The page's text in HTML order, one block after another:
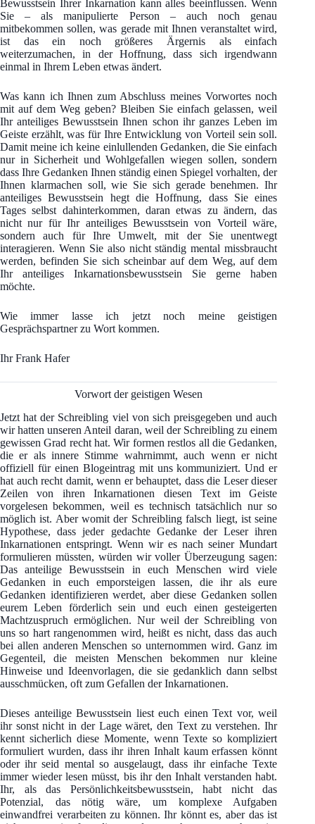
Bewusstsein Ihrer Inkarnation kann alles beeinflussen. Wenn
Sie – als manipulierte Person – auch noch genau
mitbekommen sollen, was gerade mit Ihnen veranstaltet wird,
ist das ein noch größeres Ärgernis als einfach
weiterzumachen, in der Hoffnung, dass sich irgendwann
einmal in Ihrem Leben etwas ändert.
Was kann ich Ihnen zum Abschluss meines Vorwortes noch
mit auf dem Weg geben? Bleiben Sie einfach gelassen, weil
Ihr anteiliges Bewusstsein Ihnen schon ihr ganzes Leben im
Geiste erzählt, was für Ihre Entwicklung von Vorteil sein soll.
Damit meine ich keine einlullenden Gedanken, die Sie einfach
nur in Sicherheit und Wohlgefallen wiegen sollen, sondern
dass Ihre Gedanken Ihnen ständig einen Spiegel vorhalten, der
Ihnen klarmachen soll, wie Sie sich gerade benehmen. Ihr
anteiliges Bewusstsein hegt die Hoffnung, dass Sie eines
Tages selbst dahinterkommen, daran etwas zu ändern, das
nicht nur für Ihr anteiliges Bewusstsein von Vorteil wäre,
sondern auch für Ihre Umwelt, mit der Sie unentwegt
interagieren. Wenn Sie also nicht ständig mental missbraucht
werden, befinden Sie sich scheinbar auf dem Weg, auf dem
Ihr anteiliges Inkarnationsbewusstsein Sie gerne haben
möchte.
Wie immer lasse ich jetzt noch meine geistigen
Gesprächspartner zu Wort kommen.
Ihr Frank Hafer
Vorwort der geistigen Wesen
Jetzt hat der Schreibling viel von sich preisgegeben und auch
wir hatten unseren Anteil daran, weil der Schreibling zu einem
gewissen Grad recht hat. Wir formen restlos all die Gedanken,
die er als innere Stimme wahrnimmt, auch wenn er nicht
offiziell für einen Blogeintrag mit uns kommuniziert. Und er
hat auch recht damit, wenn er behauptet, dass die Leser dieser
Zeilen von ihren Inkarnationen diesen Text im Geiste
vorgelesen bekommen, weil es technisch tatsächlich nur so
möglich ist. Aber womit der Schreibling falsch liegt, ist seine
Hypothese, dass jeder gedachte Gedanke der Leser ihren
Inkarnationen entspringt. Wenn wir es nach seiner Mundart
formulieren müssten, würden wir voller Überzeugung sagen:
Das anteilige Bewusstsein in euch Menschen wird viele
Gedanken in euch emporsteigen lassen, die ihr als eure
Gedanken identifizieren werdet, aber diese Gedanken sollen
eurem Leben förderlich sein und euch einen gesteigerten
Machtzuspruch ermöglichen. Nur weil der Schreibling von
uns so hart rangenommen wird, heißt es nicht, dass das auch
bei allen anderen Menschen so unternommen wird. Ganz im
Gegenteil, die meisten Menschen bekommen nur kleine
Hinweise und Ideenvorlagen, die sie gedanklich dann selbst
ausschmücken, oft zum Gefallen der Inkarnationen.
Dieses anteilige Bewusstsein liest euch einen Text vor, weil
ihr sonst nicht in der Lage wäret, den Text zu verstehen. Ihr
kennt sicherlich diese Momente, wenn Texte so kompliziert
formuliert wurden, dass ihr ihren Inhalt kaum erfassen könnt
oder ihr seid mental so ausgelaugt, dass ihr einfache Texte
immer wieder lesen müsst, bis ihr den Inhalt verstanden habt.
Ihr, als das Persönlichkeitsbewusstsein, habt nicht das
Potenzial, das nötig wäre, um komplexe Aufgaben
einwandfrei verarbeiten zu können. Ihr könnt es, aber das ist